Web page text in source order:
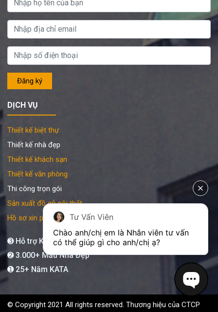
DỊCH VỤ
Thiết kế biệt thự
Thiết kế nhà đẹp
Thiết kế khách sạn
Thiết kế văn phòng
Thi công trọn gói
Sản xuất đồ gỗ nội thất
Hồ sơ xin phép xây dựng
➌ Hỗ trợ KATA 24/7
➋ 3.000+ Mẫu Nhà Đẹp
➊ 25+ Năm KATA
© Copyright 2021 All rights reserved. Thương hiệu của CTCP
Tư Vấn Viên
Chào anh/chị em là Nhân viên tư vấn
có thể giúp gì cho anh/chị ạ?